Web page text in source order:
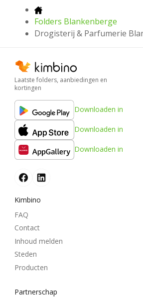
Folders Blankenberge
Drogisterij & Parfumerie
Laatste folders, aanbiedingen en
kortingen
Downloaden in
Downloaden in
Downloaden in
Kimbino
FAQ
Contact
Inhoud melden
Steden
Producten
Partnerschap